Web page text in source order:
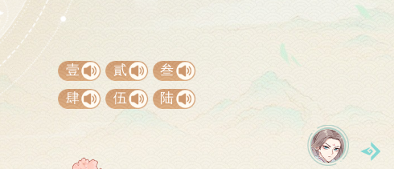
壹 貳
叁
肆
伍 陆